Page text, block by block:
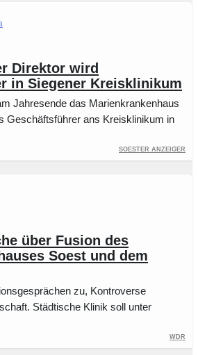
Direktor wird
in Siegener Kreisklinikum
Jahresende das Marienkrankenhaus
Geschäftsführer ans Kreisklinikum in
Soester Anzeiger
über Fusion des
Soest und dem
zu, Kontroverse
Städtische Klinik soll unter
WDR